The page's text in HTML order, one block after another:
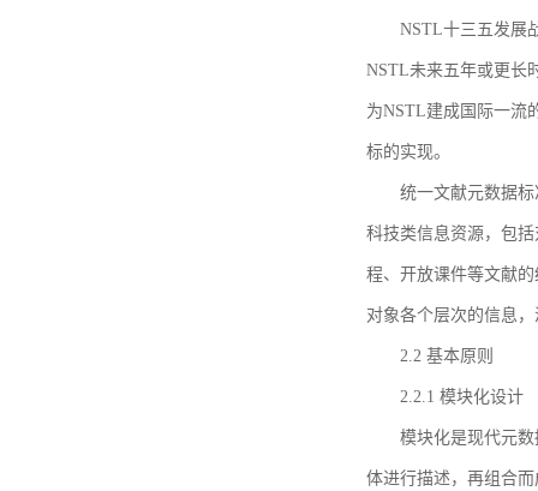
NSTL十三五发展
NSTL未来五年或更长
为NSTL建成国际一流
标的实现。
统一文献元数据
科技类信息资源，包
程、开放课件等文献
对象各个层次的信息
2.2 基本原则
2.2.1 模块化设计
模块化是现代元
体进行描述，再组合